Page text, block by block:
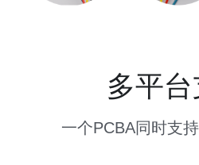
多平
一个PCBA同时支